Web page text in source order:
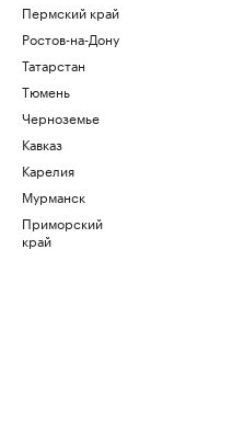
Пермский край
Ростов-на-Дону
Татарстан
Тюмень
Черноземье
Кавказ
Карелия
Мурманск
Приморский
край